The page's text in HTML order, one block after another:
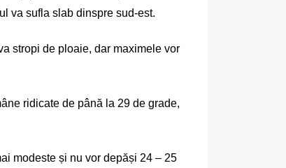
va sufla slab dinspre sud-est.
stropi de ploaie, dar maximele vor
ridicate de până la 29 de grade,
modeste și nu vor depăși 24 – 25